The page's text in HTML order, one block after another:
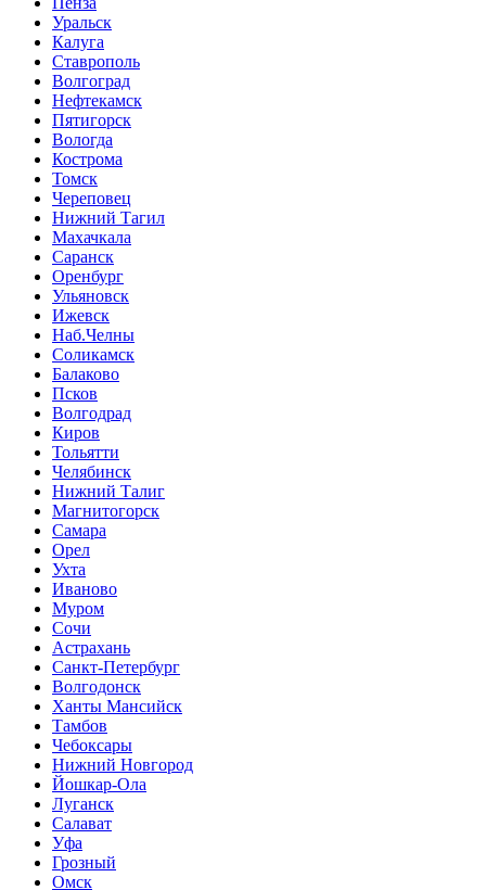
Уральск
Калуга
Ставрополь
Волгоград
Нефтекамск
Пятигорск
Вологда
Кострома
Томск
Череповец
Нижний Тагил
Махачкала
Саранск
Оренбург
Ульяновск
Ижевск
Наб.Челны
Соликамск
Балаково
Псков
Волгодрад
Киров
Тольятти
Челябинск
Нижний Талиг
Магнитогорск
Самара
Орел
Ухта
Иваново
Муром
Сочи
Астрахань
Санкт-Петербург
Волгодонск
Ханты Мансийск
Тамбов
Чебоксары
Нижний Новгород
Йошкар-Ола
Луганск
Салават
Уфа
Грозный
Омск